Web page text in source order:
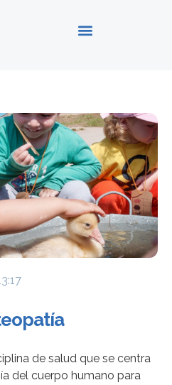
de salud que se centra
del cuerpo humano para